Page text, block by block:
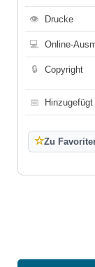
👁 Drucke
💻 Online-
🔒 Copyright
📅 Hinzugefügt
☆Zu